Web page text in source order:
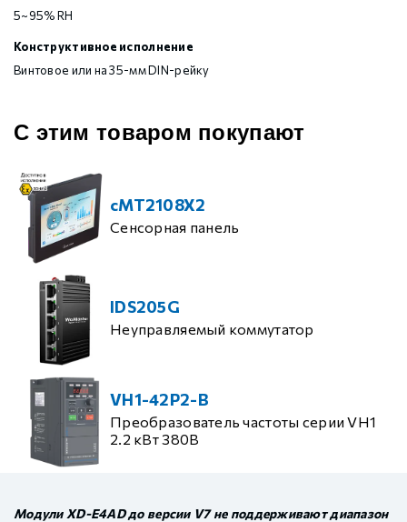
5~95% RH
Конструктивное исполнение
Винтовое или на 35-мм DIN-рейку
С этим товаром покупают
cMT2108X2
Сенсорная панель
IDS205G
Неуправляемый коммутатор
VH1-42P2-B
Преобразователь частоты серии VH1
2.2 кВт 380В
Модули XD-E4AD до версии V7 не поддерживают диапазон